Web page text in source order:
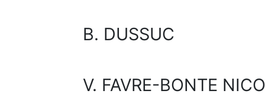
B. DUSSUC
V. FAVRE-BONTE